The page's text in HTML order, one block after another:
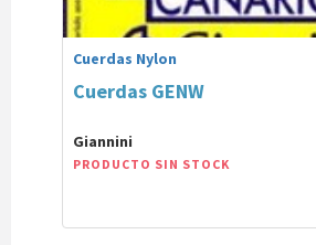
Cuerdas Nylon
Cuerdas GENW
Giannini
PRODUCTO SIN STOCK